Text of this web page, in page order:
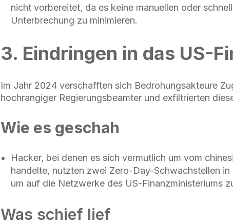
nicht vorbereitet, da es keine manuellen oder
Unterbrechung zu minimieren.
3. Eindringen in das US-
Im Jahr 2024 verschafften sich Bedrohungsakteure
hochrangiger Regierungsbeamter und exfiltrierten
Wie es geschah
Hacker, bei denen es sich vermutlich um vom
handelte, nutzten zwei Zero-Day-Schwachstellen
um auf die Netzwerke des US-Finanzministeriums
Was schief lief